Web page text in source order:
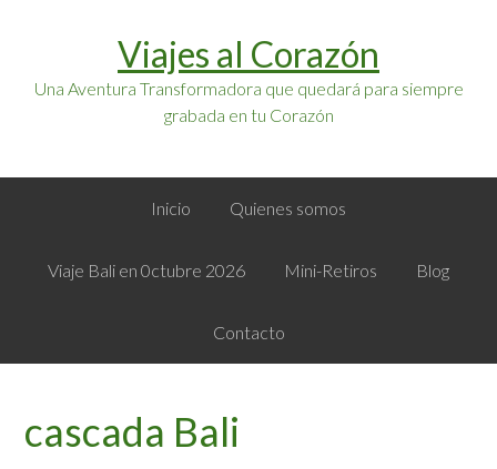
contenido
Viajes al Corazón
Una Aventura Transformadora que quedará para siempre
grabada en tu Corazón
Inicio Quienes somos
Viaje Bali en 0ctubre 2026 Mini-Retiros Blog
Contacto
cascada Bali